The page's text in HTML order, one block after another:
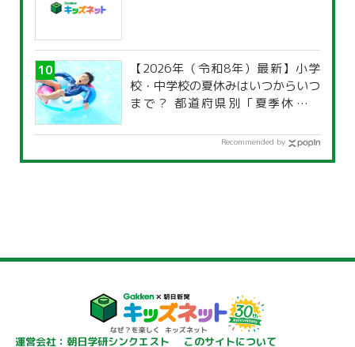
【2026年（令和8年）最新】小学
校・中学校の夏休みはいつからいつ
まで？ 都道府県別「夏季休暇一
Recommended by
運営会社：朝日学研シンクエスト このサイトについて